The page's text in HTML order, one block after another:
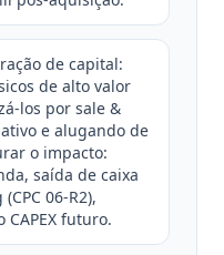
de capital:
de alto valor
los por sale &
e alugando de
o impacto:
saída de caixa
06-R2),
CAPEX futuro.